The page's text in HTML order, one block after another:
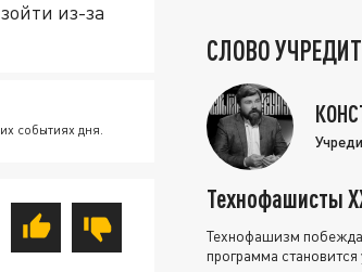
из-за
событиях дня.
СЛОВО
Технофашисты
Технофашизм
программа